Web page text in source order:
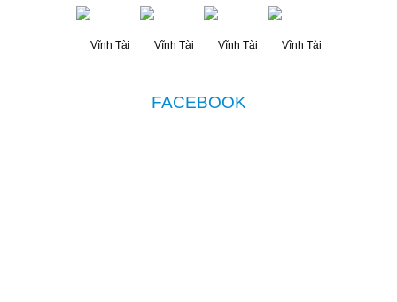
FACEBOOK